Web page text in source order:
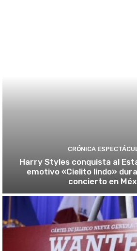
CRÓNICA
Harry Styles conquista al
emotivo «Cielito lindo»
concierto en